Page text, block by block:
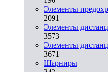
Элементы
2091
Элементы
3573
Элементы
3671
Шарниры